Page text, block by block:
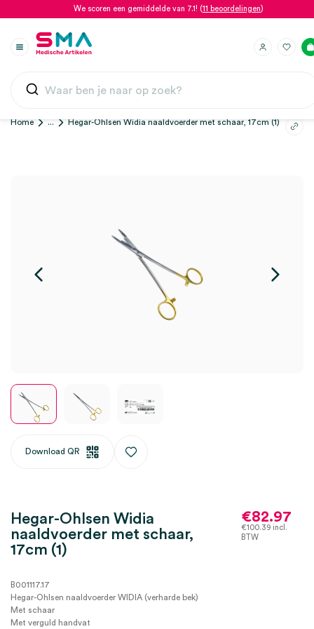
We scoren een gemiddelde van 7.1! (11 beoordelingen)
Home ... Hegar-Ohlsen Widia naaldvoerder met schaar, 17cm (1)
Download QR
Hegar-Ohlsen Widia
naaldvoerder met schaar,
17cm (1)
€82.97
€100.39incl.
BTW
B001117.17
Hegar-Ohlsen naaldvoerder WIDIA (verharde bek)
Met schaar
Met verguld handvat